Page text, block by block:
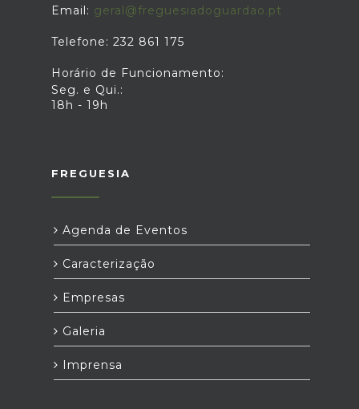
Email: geral@freguesiadoguardao.pt
Telefone: 232 861 175
Horário de Funcionamento:
Seg. e Qui.:
18h - 19h
FREGUESIA
Agenda de Eventos
Caracterização
Empresas
Galeria
Imprensa